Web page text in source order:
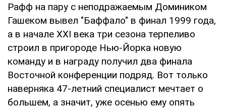
Рафф на пару с неподражаемым Домиником
Гашеком вывел "Баффало" в финал 1999 года,
а в начале XXI века три сезона терпеливо
строил в пригороде Нью-Йорка новую
команду и в награду получил два финала
Восточной конференции подряд. Вот только
наверняка 47-летний специалист мечтает о
большем, а значит, уже осенью ему опять